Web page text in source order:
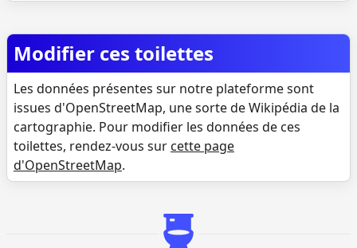
Modifier ces toilettes
Les données présentes sur notre plateforme sont
issues d'OpenStreetMap, une sorte de Wikipédia de la
cartographie. Pour modifier les données de ces
toilettes, rendez-vous sur cette page
d'OpenStreetMap.